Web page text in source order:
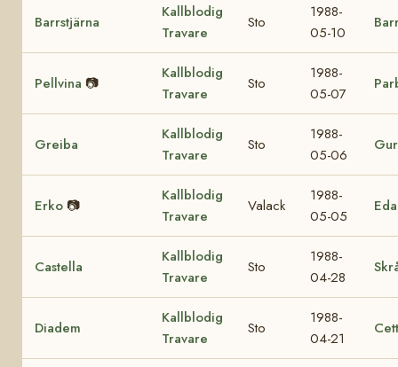
Barrstjärna
Kallblodig
Travare
Sto
1988-
05-10
Pellvina 📷
Kallblodig
Travare
Sto
1988-
05-07
Greiba
Kallblodig
Travare
Sto
1988-
05-06
Erko 📷
Kallblodig
Travare
Valack
1988-
05-05
Castella
Kallblodig
Travare
Sto
1988-
04-28
Diadem
Kallblodig
Travare
Sto
1988-
04-21